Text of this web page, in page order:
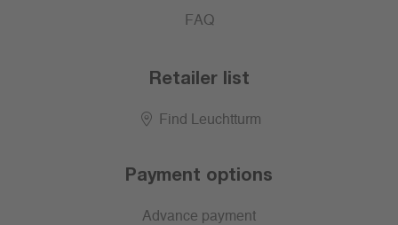
FAQ
Retailer list
Find Leuchtturm
Payment options
Advance payment